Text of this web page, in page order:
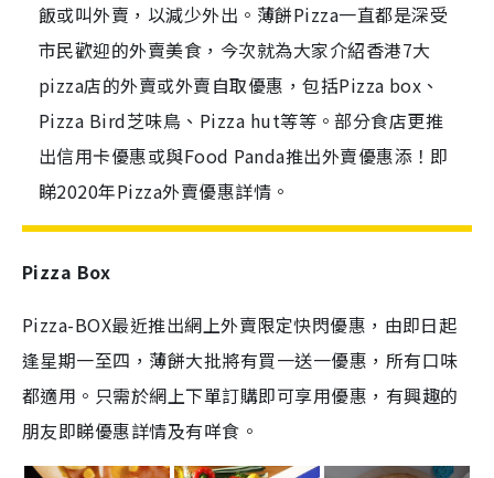
飯或叫外賣，以減少外出。薄餅Pizza一直都是深受
市民歡迎的外賣美食，今次就為大家介紹香港7大
pizza店的外賣或外賣自取優惠，包括Pizza box、
Pizza Bird芝味鳥、Pizza hut等等。部分食店更推
出信用卡優惠或與Food Panda推出外賣優惠添！即
睇2020年Pizza外賣優惠詳情。
Pizza Box
Pizza-BOX最近推出網上外賣限定快閃優惠，由即日起
逢星期一至四，薄餅大批將有買一送一優惠，所有口味
都適用。只需於網上下單訂購即可享用優惠，有興趣的
朋友即睇優惠詳情及有咩食。